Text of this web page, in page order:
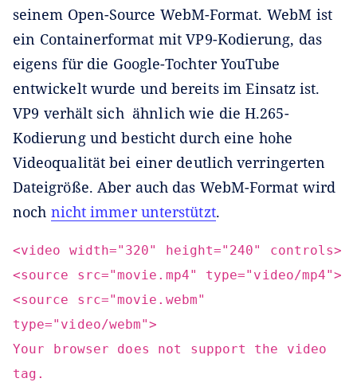
seinem Open-Source WebM-Format. WebM ist
ein Containerformat mit VP9-Kodierung, das
eigens für die Google-Tochter YouTube
entwickelt wurde und bereits im Einsatz ist.
VP9 verhält sich ähnlich wie die H.265-
Kodierung und besticht durch eine hohe
Videoqualität bei einer deutlich verringerten
Dateigröße. Aber auch das WebM-Format wird
noch nicht immer unterstützt.
<video width="320" height="240" controls>
<source src="movie.mp4" type="video/mp4">
<source src="movie.webm"
type="video/webm">
Your browser does not support the video
tag.